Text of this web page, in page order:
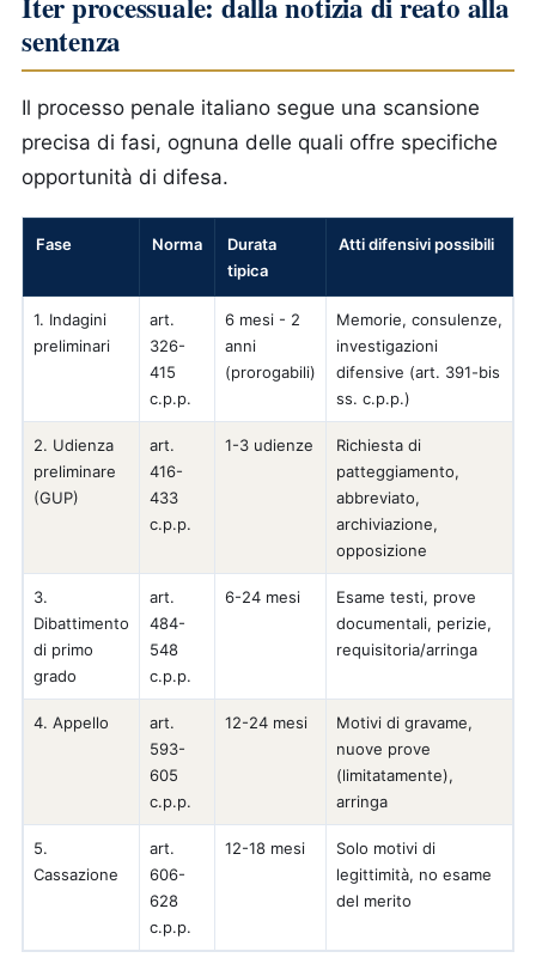
sentenza
Il processo penale italiano segue una scansione
precisa di fasi, ognuna delle quali offre specifiche
opportunità di difesa.
Fase Norma
Durata
tipica
Atti difensivi possibili
1. Indagini
preliminari
art.
326-
415
c.p.p.
6 mesi - 2
anni
(prorogabili)
Memorie, consulenze,
investigazioni
difensive (art. 391-bis
ss. c.p.p.)
2. Udienza
preliminare
(GUP)
art.
416-
433
c.p.p.
1-3 udienze
Richiesta di
patteggiamento,
abbreviato,
archiviazione,
opposizione
3.
Dibattimento
di primo
grado
art.
484-
548
c.p.p.
6-24 mesi
Esame testi, prove
documentali, perizie,
requisitoria/arringa
4. Appello
art.
593-
605
c.p.p.
12-24 mesi
Motivi di gravame,
nuove prove
(limitatamente),
arringa
5.
Cassazione
art.
606-
628
c.p.p.
12-18 mesi
Solo motivi di
legittimità, no esame
del merito